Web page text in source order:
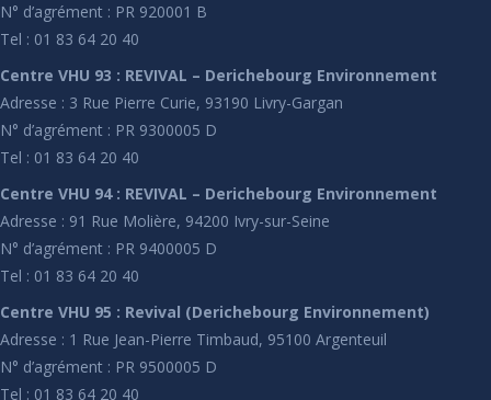
N° d’agrément : PR 920001 B
Tel : 01 83 64 20 40
Centre VHU 93 : REVIVAL – Derichebourg Environnement
Adresse : 3 Rue Pierre Curie, 93190 Livry-Gargan
N° d’agrément : PR 9300005 D
Tel : 01 83 64 20 40
Centre VHU 94 : REVIVAL – Derichebourg Environnement
Adresse : 91 Rue Molière, 94200 Ivry-sur-Seine
N° d’agrément : PR 9400005 D
Tel : 01 83 64 20 40
Centre VHU 95 : Revival (Derichebourg Environnement)
Adresse : 1 Rue Jean-Pierre Timbaud, 95100 Argenteuil
N° d’agrément : PR 9500005 D
Tel : 01 83 64 20 40